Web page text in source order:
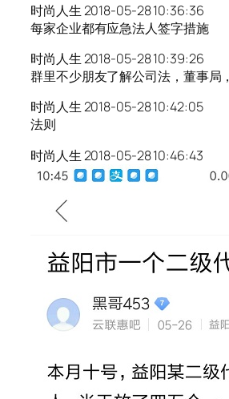
时尚人生 2018-05-28 10:36:36
每家企业都有应急法人签字措施
时尚人生 2018-05-28 10:39:26
群里不少朋友了解公司法，董事局，
时尚人生 2018-05-28 10:42:05
法则
时尚人生 2018-05-28 10:46:43